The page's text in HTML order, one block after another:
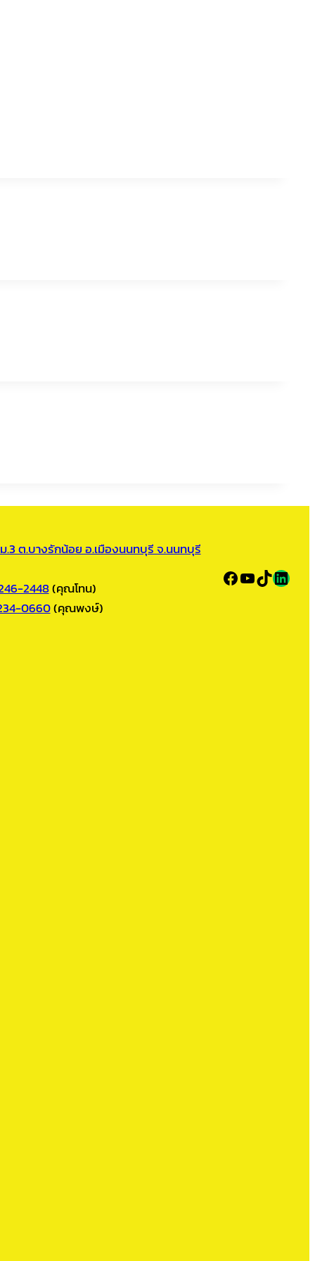
ม.3 ต.บางรักน้อย อ.เมืองนนทบุรี จ.นนทบุรี
2448(คุณโทน)
0660(คุณพงษ์)
Facebook
YouTube
TikTok
LINE